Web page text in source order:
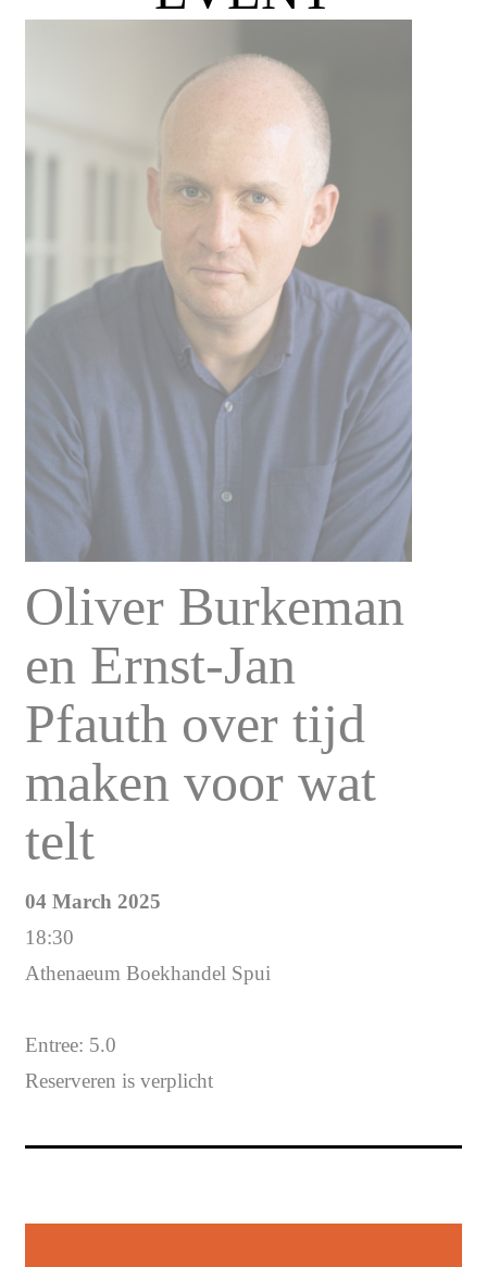
Oliver Burkeman
en Ernst-Jan
Pfauth over tijd
maken voor wat
telt
04 March 2025
18:30
Athenaeum Boekhandel Spui
Entree: 5.0
Reserveren is verplicht